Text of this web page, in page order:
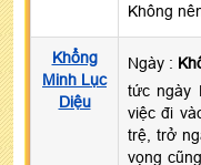
Không
Khổng
Minh Lục
Diệu
Ngày :
tức ngày
việc đi
trệ, trở
vọng